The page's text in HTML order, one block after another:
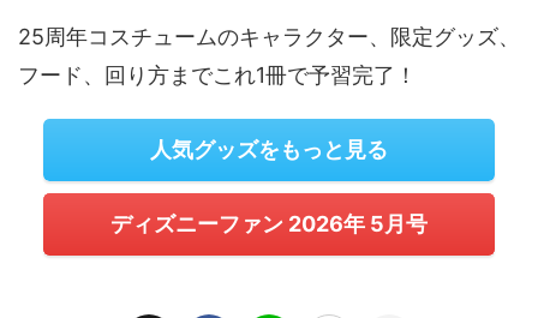
25周年コスチュームのキャラクター、限定グッズ、
フード、回り方までこれ1冊で予習完了！
人気グッズをもっと見る
ディズニーファン 2026年 5月号